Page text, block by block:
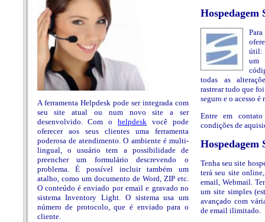
A ferramenta Helpdesk pode ser integrada com
seu site atual ou num novo site a ser
desenvolvido. Com ohelpdesk você pode
oferecer aos seus clientes uma ferramenta
poderosa de atendimento. O ambiente é multi-
lingual, o usuário tem a possibilidade de
preencher um formulário descrevendo o
problema. É possível incluir também um
atalho, como um documento de Word, ZIP etc.
O conteúdo é enviado por email e gravado no
sistema Inventory Light. O sistema usa um
número de protocolo, que é enviado para o
cliente.
Hospedagem
útil:
um
todas as
rastrear tudo que
seguro e o acesso é
Entre em
condições de
Hospedagem
Tenha seu site
terá seu site
email, Webmail.
um site simples
avançado com
de email ilimitado.